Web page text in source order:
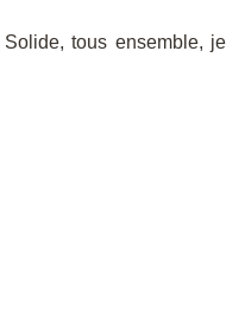
tous ensemble, je